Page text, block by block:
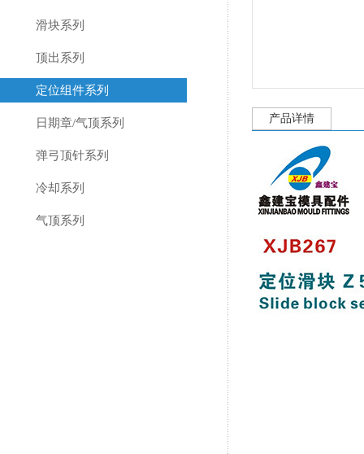
滑块系列
顶出系列
定位组件系列
日期章/气顶系列
弹弓顶针系列
冷却系列
气顶系列
产品详情